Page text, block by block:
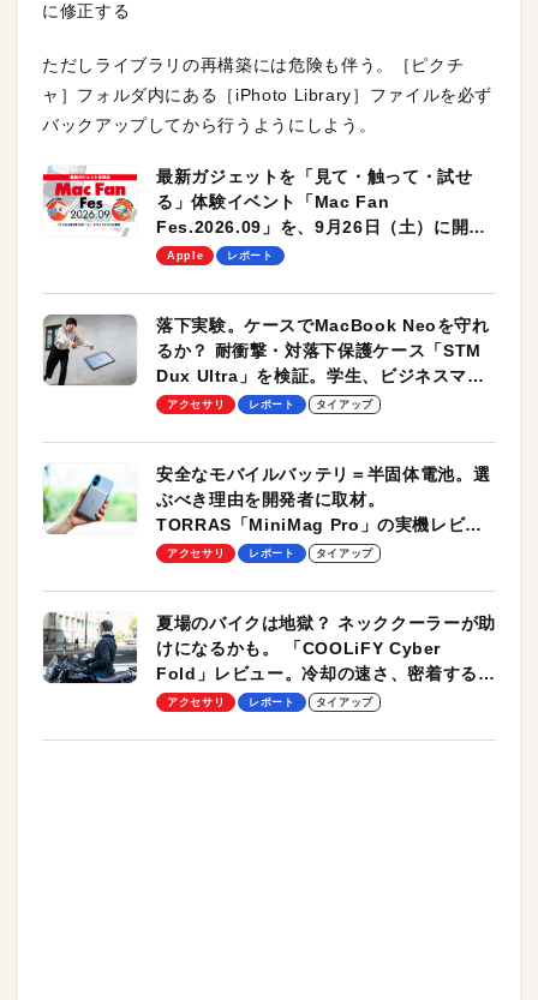
に修正する
ただしライブラリの再構築には危険も伴う。［ピクチ
ャ］フォルダ内にある［iPhoto Library］ファイルを必ず
バックアップしてから行うようにしよう。
最新ガジェットを「見て・触って・試せ
る」体験イベント「Mac Fan
Fes.2026.09」を、9月26日（土）に開催
します！
Apple レポート
落下実験。ケースでMacBook Neoを守れ
るか？ 耐衝撃・対落下保護ケース「STM
Dux Ultra」を検証。学生、ビジネスマン
のモバイルユースに最適！
アクセサリ レポート タイアップ
安全なモバイルバッテリ＝半固体電池。選
ぶべき理由を開発者に取材。
TORRAS「MiniMag Pro」の実機レビュ
ーも
アクセサリ レポート タイアップ
夏場のバイクは地獄？ ネッククーラーが助
けになるかも。 「COOLiFY Cyber
Fold」レビュー。冷却の速さ、密着する冷
却プレート、シンプルな操作性がグッド！
アクセサリ レポート タイアップ